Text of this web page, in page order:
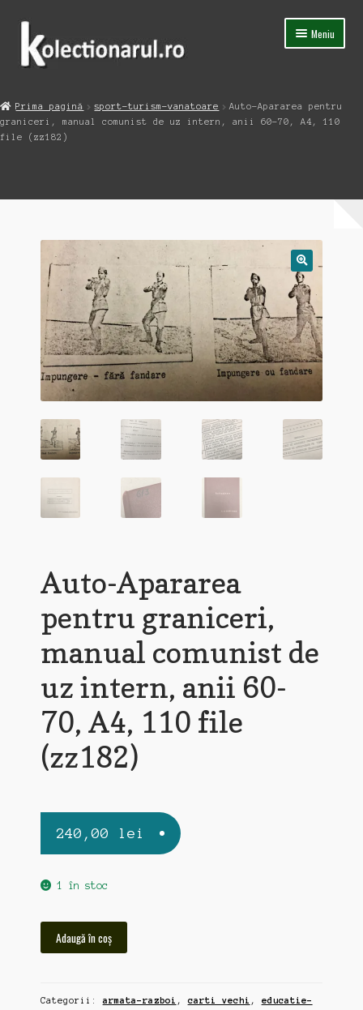
Sari
navigare
Sari
conținut
Meniu
Magazin
Extinde
Blog
Contact
Prima pagină sport-turism-vanatoare
Auto-Apararea pentru
graniceri, manual comunist de uz intern, anii 60-70, A4, 110
file (zz182)
Auto-Apararea
pentru graniceri,
manual comunist de
uz intern, anii 60-
70, A4, 110 file
(zz182)
240,00 lei
1 în stoc
graniceri,
Adaugă în coș
Categorii:armata-razboi ,carti vechi , educatie-